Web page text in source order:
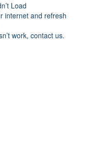
Load
internet and refresh
work, contact us.